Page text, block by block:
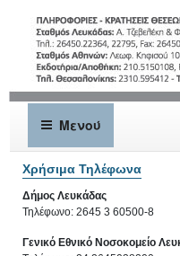
Μενού
Χρήσιμα Τηλέφωνα
Δήμος Λευκάδας
Τηλέφωνο: 2645 3 60500-8
Γενικό Εθνικό Νοσοκομείο